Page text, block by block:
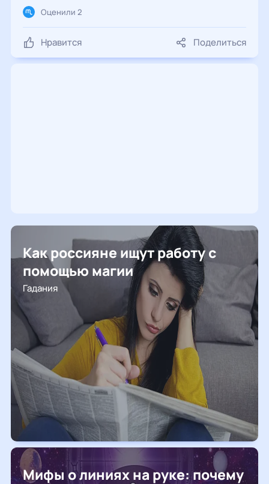
Нравится Поделиться
Оценили 2
Как россияне ищут работу с
помощью магии
Гадания
Мифы о линиях на руке: почему